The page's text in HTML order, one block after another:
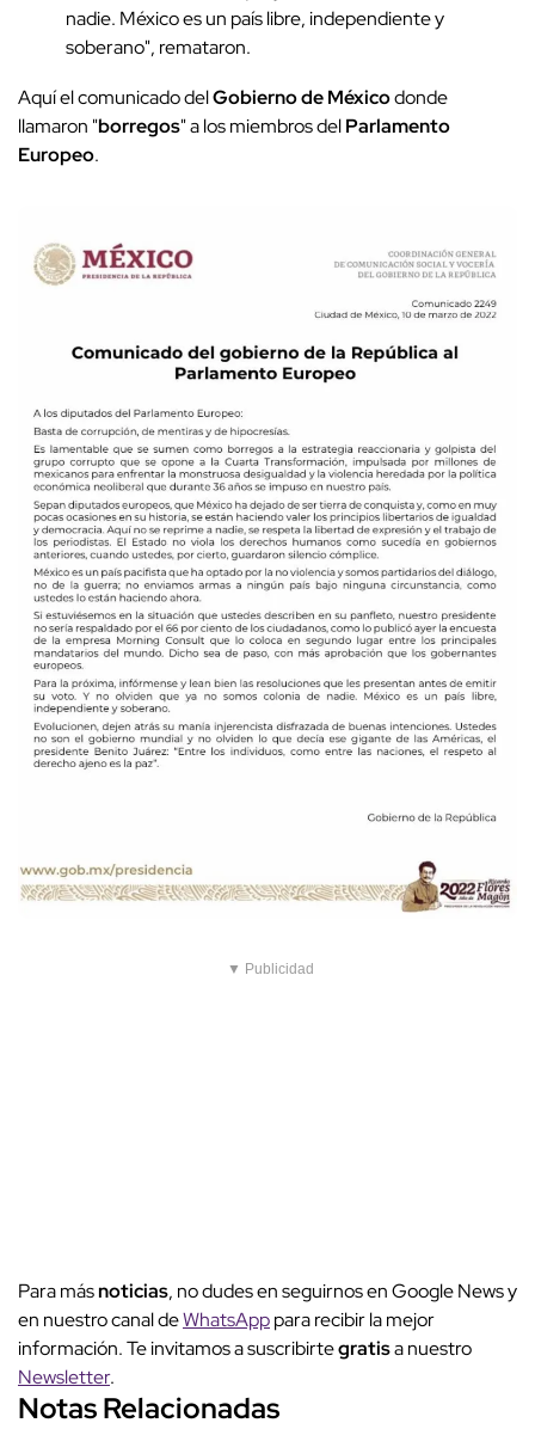
nadie. México es un país libre, independiente y
soberano", remataron.
Aquí el comunicado delGobierno de Méxicodonde
llamaron "borregos" a los miembros delParlamento
Europeo.
▼ Publicidad
Para másnoticias, no dudes en seguirnos en Google News y
en nuestro canal deWhatsApppara recibir la mejor
información. Te invitamos a suscribirtegratisa nuestro
Newsletter.
Notas Relacionadas